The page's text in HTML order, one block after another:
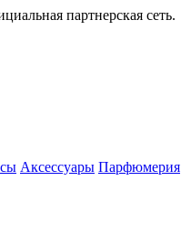
партнерская сеть.
Аксессуары Парфюмерия